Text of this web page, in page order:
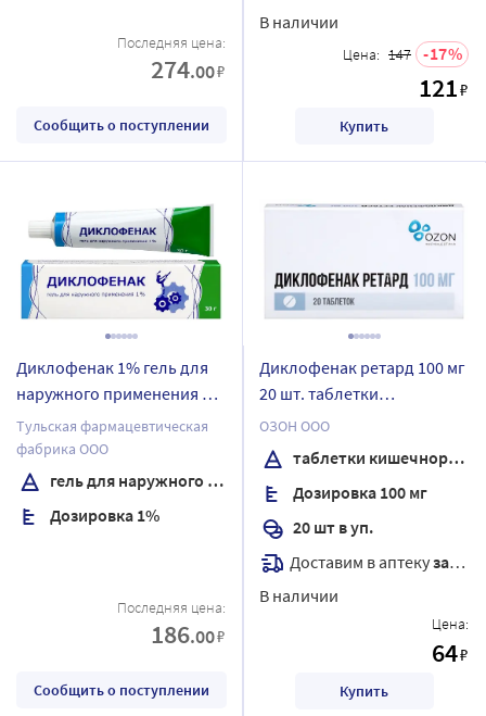
Последняя цена:
274.00₽
Сообщить о поступлении
В наличии
Цена: 147 17
121₽
Купить
Диклофенак 1% гель для
наружного применения 30
гр
Тульская фармацевтическая
фабрика ООО
гель для наружного применения
Дозировка 1%
Последняя цена:
186.00₽
Сообщить о поступлении
Диклофенак ретард 100 мг
20 шт. таблетки
кишечнорастворимые с
пролонгированным
высвобождением,
покрытые пленочной
оболочкой
ОЗОН ООО
таблетки кишечнорастворимые с пролонгированным высвобождением, покрытые пленочной оболочкой
Дозировка 100 мг
20 шт в уп.
Доставим в аптекузавтра
В наличии
Цена:
64₽
Купить